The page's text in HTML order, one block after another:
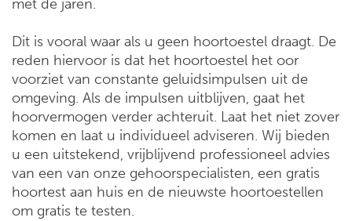
met de jaren.
Dit is vooral waar als u geen hoortoestel draagt. De
reden hiervoor is dat het hoortoestel het oor
voorziet van constante geluidsimpulsen uit de
omgeving. Als de impulsen uitblijven, gaat het
hoorvermogen verder achteruit. Laat het niet zover
komen en laat u individueel adviseren. Wij bieden
u een uitstekend, vrijblijvend professioneel advies
van een van onze gehoorspecialisten, een gratis
hoortest aan huis en de nieuwste hoortoestellen
om gratis te testen.